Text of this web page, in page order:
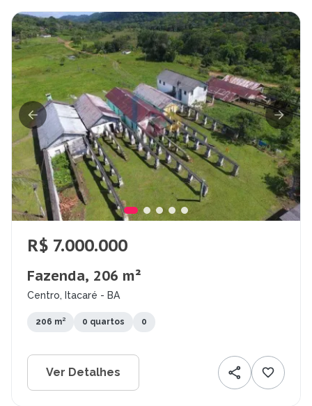
R$ 7.000.000
Fazenda, 206 m²
Centro, Itacaré - BA
206 m² 0 quartos 0
Ver Detalhes